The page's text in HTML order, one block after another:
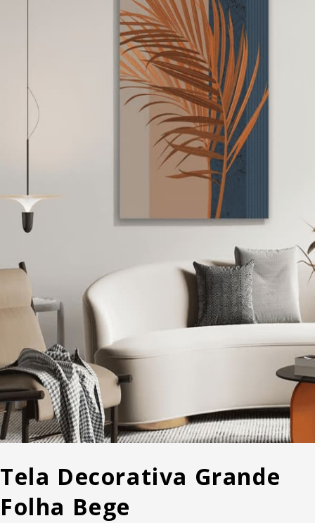
Tela Decorativa Grande
Folha Bege